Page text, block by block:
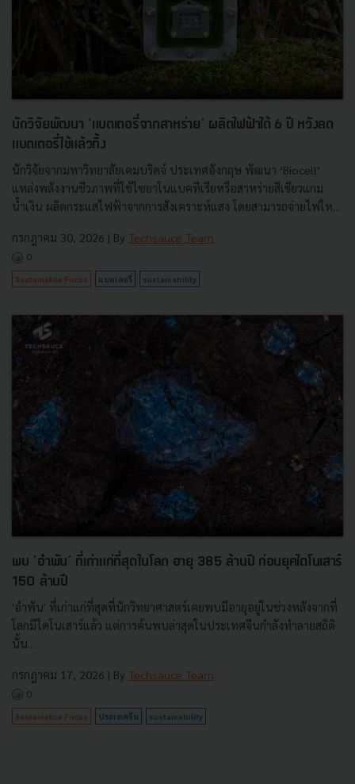
นักวิจัยพัฒนา ‘แบตเตอรี่จากสาหร่าย’ ผลิตไฟฟ้าได้ 6 ปี หวังลด
แบตเตอรี่ใช้แล้วทิ้ง
นักวิจัยจากมหาวิทยาลัยเคมบริดจ์ ประเทศอังกฤษ พัฒนา ‘Biocell’
แหล่งพลังงานชีวภาพที่ใช้ไซยาโนแบคทีเรียหรือสาหร่ายสีเขียวแกม
น้ำเงิน ผลิตกระแสไฟฟ้าจากการสังเคราะห์แสง โดยสามารถจ่ายไฟให...
กรกฎาคม 30, 2026 | By Techsauce Team
0
Sustainable Focus แบตเตอรี่ sustainability
พบ ‘อำพัน’ ที่เก่าแก่ที่สุดในโลก อายุ 385 ล้านปี ก่อนยุคไดโนเสาร์
150 ล้านปี
'อำพัน' ที่เก่าแก่ที่สุดที่นักวิทยาศาสตร์เคยพบมีอายุอยู่ในช่วงหลังจากที่
โลกมีไดโนเสาร์แล้ว แต่การค้นพบล่าสุดในประเทศจีนกำลังทำลายสถิติ
นั้น...
กรกฎาคม 17, 2026 | By Techsauce Team
0
Sustainable Focus ประเทศจีน sustainability